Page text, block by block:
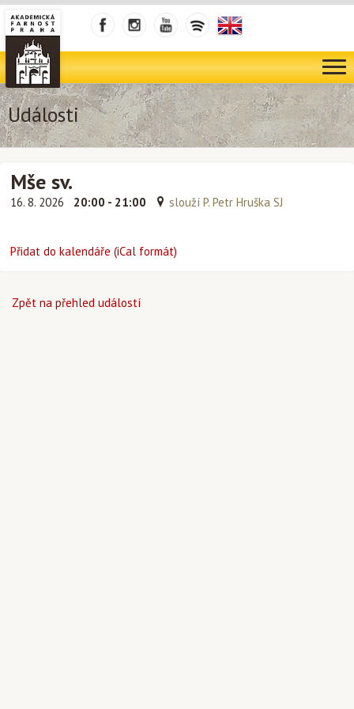
Události
Mše sv.
16. 8. 2026 20:00 - 21:00 slouží P. Petr Hruška SJ
Přidat do kalendáře (iCal formát)
Zpět na přehled událostí